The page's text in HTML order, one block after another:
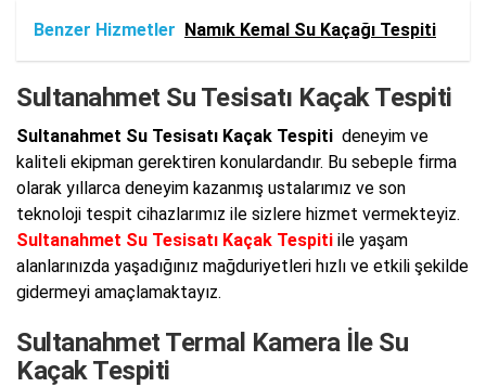
Benzer Hizmetler Namık Kemal Su Kaçağı Tespiti
Sultanahmet Su Tesisatı Kaçak Tespiti
Sultanahmet Su Tesisatı Kaçak Tespiti deneyim ve
kaliteli ekipman gerektiren konulardandır. Bu sebeple firma
olarak yıllarca deneyim kazanmış ustalarımız ve son
teknoloji tespit cihazlarımız ile sizlere hizmet vermekteyiz.
Sultanahmet Su Tesisatı Kaçak Tespiti ile yaşam
alanlarınızda yaşadığınız mağduriyetleri hızlı ve etkili şekilde
gidermeyi amaçlamaktayız.
Sultanahmet Termal Kamera İle Su
Kaçak Tespiti